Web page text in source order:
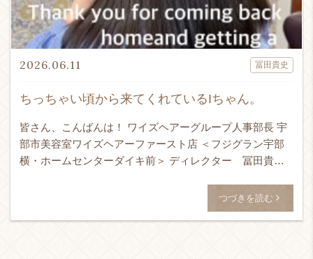
ちっちゃい頃から来てくれているIちゃん。
2026.06.11 冨田貴史
皆さん、こんばんは！ ワイズヘアーグループ人事部長 宇
部市美容室ワイズヘアーファースト店 ＜フジグラン宇部
横・ホームセンターダイキ前＞ ディレクター 冨田貴史
つづきを読む